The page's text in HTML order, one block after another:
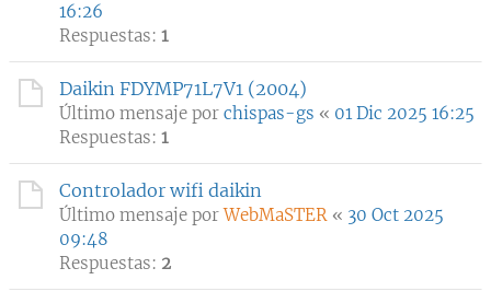
16:26
Respuestas: 1
Daikin FDYMP71L7V1 (2004)
Último mensaje por chispas-gs « 01 Dic 2025 16:25
Respuestas: 1
Controlador wifi daikin
Último mensaje porWebMaSTER « 30 Oct 2025
09:48
Respuestas: 2